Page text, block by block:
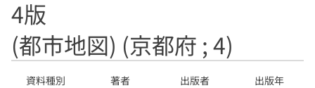
4版
(都市地図) (京都府 ; 4)
資料種別 著者 出版者 出版年